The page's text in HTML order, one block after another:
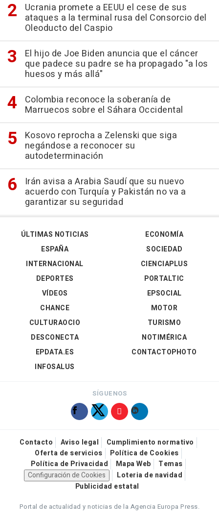
Ucrania promete a EEUU el cese de sus
ataques a la terminal rusa del Consorcio del
Oleoducto del Caspio
El hijo de Joe Biden anuncia que el cáncer
que padece su padre se ha propagado "a los
huesos y más allá"
Colombia reconoce la soberanía de
Marruecos sobre el Sáhara Occidental
Kosovo reprocha a Zelenski que siga
negándose a reconocer su
autodeterminación
Irán avisa a Arabia Saudí que su nuevo
acuerdo con Turquía y Pakistán no va a
garantizar su seguridad
ÚLTIMAS NOTICIAS
ESPAÑA
INTERNACIONAL
DEPORTES
VÍDEOS
ECONOMÍA
SOCIEDAD
CIENCIAPLUS
PORTALTIC
EPSOCIAL
CHANCE
CULTURAOCIO
DESCONECTA
EPDATA.ES
INFOSALUS
MOTOR
TURISMO
NOTIMÉRICA
CONTACTOPHOTO
SÍGUENOS
Contacto Aviso legal
Cumplimiento normativo
Oferta de servicios
Política de Cookies
Política de Privacidad
Mapa Web
Temas
Configuración de Cookies
Loteria de navidad
Publicidad estatal
Portal de actualidad y noticias de la Agencia Europa Press.